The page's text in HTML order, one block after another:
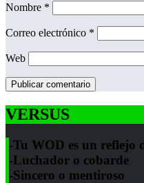
Nombre *
Correo electrónico *
Web
VERSUS
-Tu WOD es un reflejo
-Luchador o cobarde
-Sincero o mentiroso